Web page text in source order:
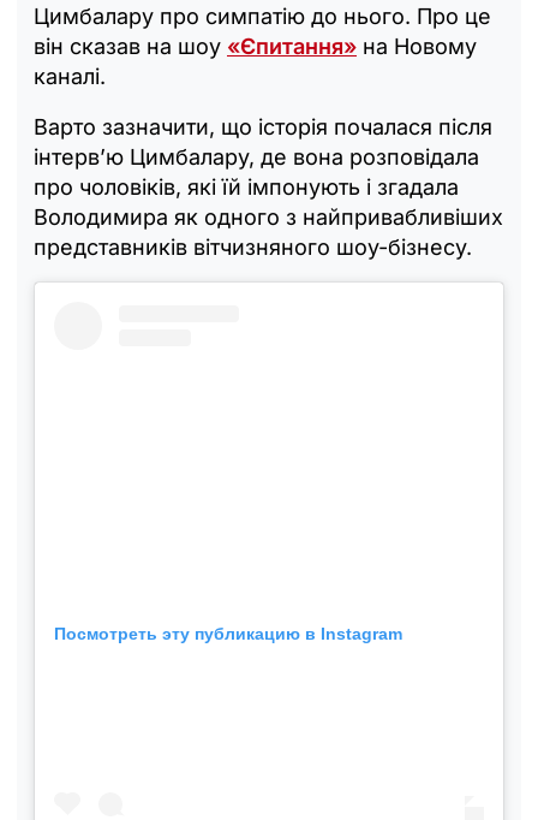
Цимбалару про симпатію до нього. Про це
він сказав на шоу «Єпитання» на Новому
каналі.
Варто зазначити, що історія почалася після
інтерв’ю Цимбалару, де вона розповідала
про чоловіків, які їй імпонують і згадала
Володимира як одного з найпривабливіших
представників вітчизняного шоу-бізнесу.
Посмотреть эту публикацию в Instagram